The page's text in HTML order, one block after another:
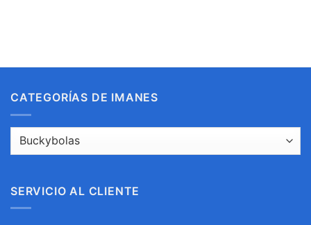
CATEGORÍAS DE IMANES
SERVICIO AL CLIENTE